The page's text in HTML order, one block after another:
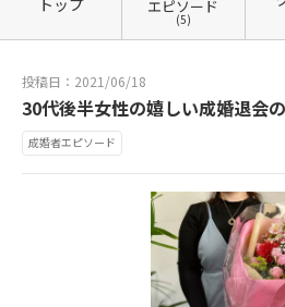
エピソード
(5)
投稿日：2021/06/18
30代後半女性の嬉しい成婚退会
成婚者エピソード